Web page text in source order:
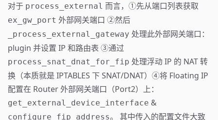
对于 process_external 而言，①先从端口列表获取
ex_gw_port 外部网关端口 ②然后
_process_external_gateway 处理此外部网关端口：
plugin 并设置 IP 和路由表 ③通过
process_snat_dnat_for_fip 处理浮动 IP 的 NAT 转
换（本质就是 IPTABLES 下 SNAT/DNAT）④将 Floating IP
配置在 Router 外部网关端口（Port2）上：
get_external_device_interface &
configure_fip_address。 其中传入的配置文件大致